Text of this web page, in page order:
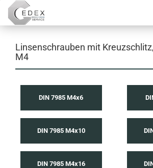
Linsenschrauben mit
M4
DIN 7985 M4x6
DIN 7985 M4x10
DIN 7985 M4x16